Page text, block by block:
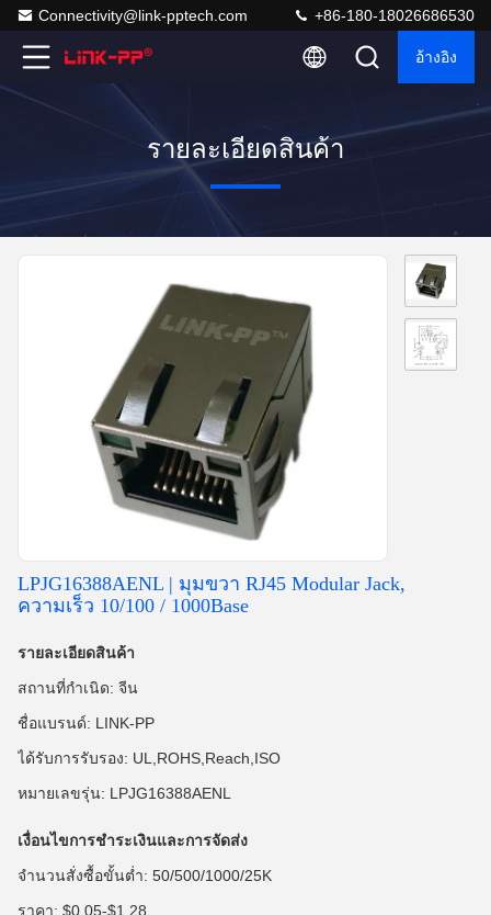
Connectivity@link-pptech.com +86-180-18026686530
อ้างอิง
รายละเอียดสินค้า
LPJG16388AENL | มุมขวา RJ45 Modular Jack,
ความเร็ว 10/100 / 1000Base
รายละเอียดสินค้า
สถานที่กำเนิด: จีน
ชื่อแบรนด์: LINK-PP
ได้รับการรับรอง: UL,ROHS,Reach,ISO
หมายเลขรุ่น: LPJG16388AENL
เงื่อนไขการชำระเงินและการจัดส่ง
จำนวนสั่งซื้อขั้นต่ำ: 50/500/1000/25K
ราคา: $0.05-$1.28